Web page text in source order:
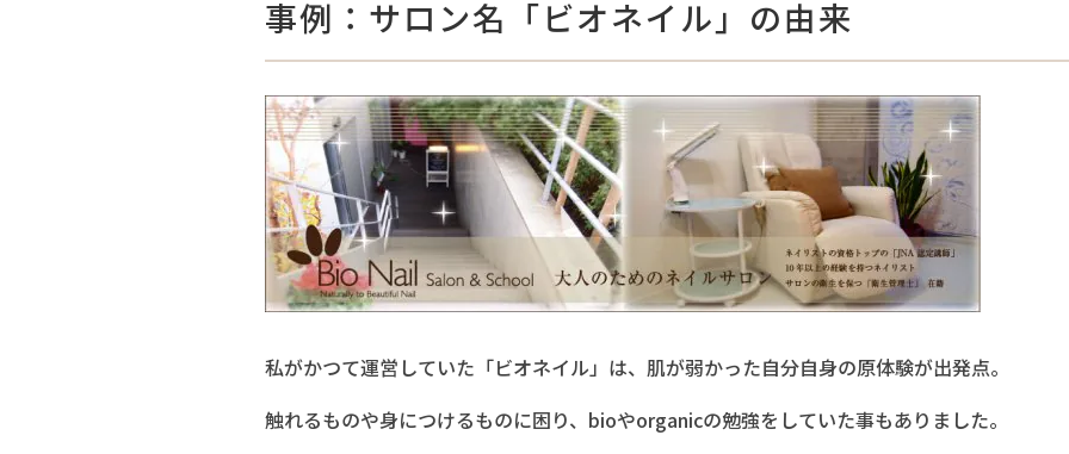
事例：サロン名「ビオネイル」の由来
私がかつて運営していた「ビオネイル」は、肌が弱かった自分自身の原体験が出発点。
触れるものや身につけるものに困り、bioやorganicの勉強をしていた事もありました。